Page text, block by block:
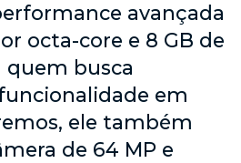
avançada
octa-core e 8 GB de
quem busca
em
ele também
de 64 MP e